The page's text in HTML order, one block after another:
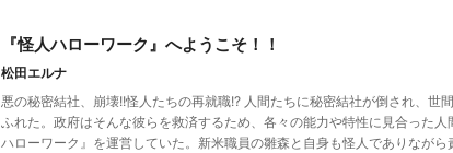
『怪人ハローワーク』へようこそ！！
松田エルナ
悪の秘密結社、崩壊!!怪人たちの再就職!? 人間たちに秘密結社が倒され、世
ふれた。政府はそんな彼らを救済するため、各々の能力や特性に見合った人
ハローワーク』を運営していた。新米職員の雛森と自身も怪人でありながら